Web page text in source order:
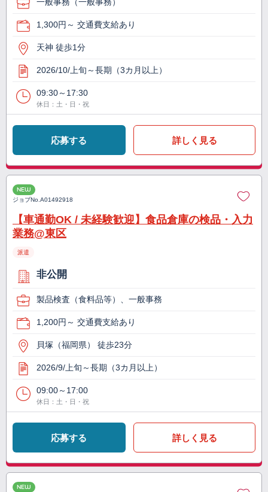
一般事務（一般事務）
1,300円～ 交通費支給あり
天神 徒歩1分
2026/10/上旬～長期（3カ月以上）
09:30～17:30
休日：土・日・祝
応募する 詳しく見る
NEW
ジョブNo.A01492918
【車通勤OK / 未経験歓迎】食品倉庫の検品・入力
業務@東区
派遣
非公開
製品検査（食料品等）、一般事務
1,200円～ 交通費支給あり
貝塚（福岡県） 徒歩23分
2026/9/上旬～長期（3カ月以上）
09:00～17:00
休日：土・日・祝
応募する 詳しく見る
NEW